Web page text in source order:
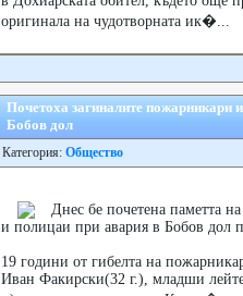
оригинала на чудотворната ик�...
Почетоха загиналите пожарникари
Бобов дол
Категория: Общество
Днес бе почетена паметта
и полицаи при авария в Бобов дол
19 години от гибелта на
Иван Факирски(32 г.), младши